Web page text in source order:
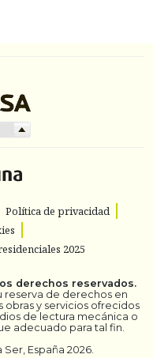
Política de privacidad
2025
derechos reservados.
reserva de derechos en
obras y servicios ofrecidos
de lectura mecánica o
adecuado para tal fin.
España 2026.